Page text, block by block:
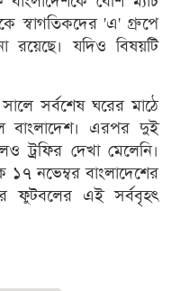
স্বাগতিকদের 'এ' গ্রুপে
রয়েছে। যদিও বিষয়টি
সর্বশেষ ঘরের মাঠে
বাংলাদেশ। এরপর দুই
ট্রফির দেখা মেলেনি।
নভেম্বর বাংলাদেশের
ফুটবলের এই সর্ববৃহৎ